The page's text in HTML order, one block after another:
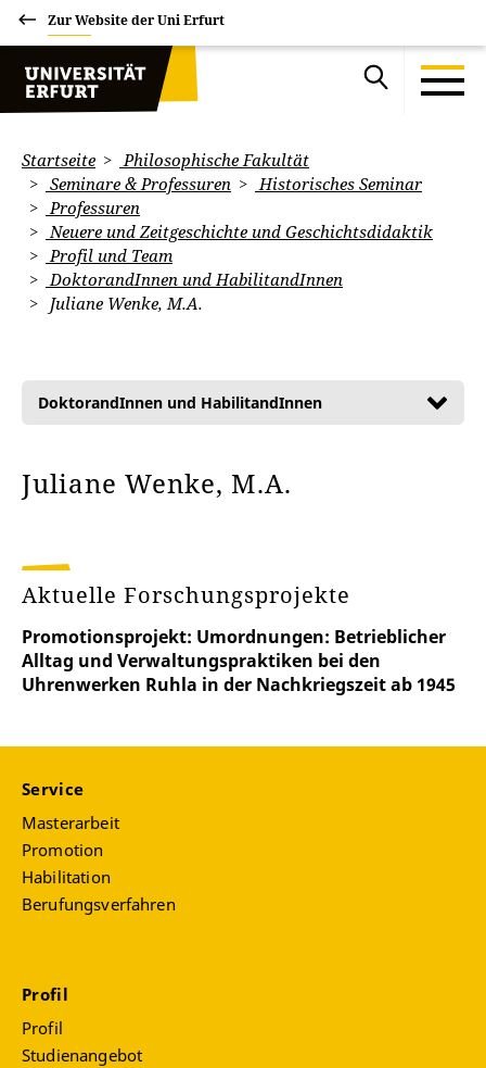
Zur Website der Uni Erfurt
Startseite
Philosophische Fakultät
Seminare & Professuren
Historisches Seminar
Professuren
Neuere und Zeitgeschichte und Geschichtsdidaktik
Profil und Team
DoktorandInnen und HabilitandInnen
Juliane Wenke, M.A.
DoktorandInnen und HabilitandInnen
Juliane Wenke, M.A.
Aktuelle Forschungsprojekte
Promotionsprojekt: Umordnungen: Betrieblicher
Alltag und Verwaltungspraktiken bei den
Uhrenwerken Ruhla in der Nachkriegszeit ab 1945
Service
Masterarbeit
Promotion
Habilitation
Berufungsverfahren
Profil
Profil
Studienangebot